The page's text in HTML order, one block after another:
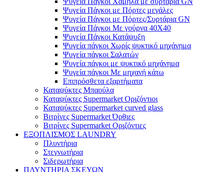
Ψυγεία Πάγκοι με Πόρτες μεγάλες
Ψυγεία Πάγκοι με Πόρτες/Συρτάρια GN
Ψυγεία Πάγκοι Με γούρνα 40Χ40
Ψυγεία Πάγκοι Κατάψυξη
Ψυγεία πάγκοι Χωρίς ψυκτικό μηχάνημα
Ψυγεία πάγκοι Σαλατών
Ψυγεία πάγκοι με ψυκτικό μηχάνημα
Ψυγεία πάγκοι Με μηχανή κάτω
Επιπρόσθετα εξαρτήματα
Καταψύκτες Μπαούλα
Καταψύκτες Supermarket Οριζόντιοι
Καταψύκτες Supermarket curved glass
Βιτρίνες Supermarket Όρθιες
Βιτρίνες Supermarket Οριζόντιες
ΕΞΟΠΛΙΣΜΟΣ LAUNDRY
Πλυντήρια
Στεγνωτήρια
Σιδερωτήρια
ΠΛΥΝΤΗΡΙΑ ΣΚΕΥΩΝ